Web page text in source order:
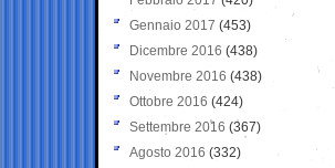
Gennaio 2017 (453)
Dicembre 2016 (438)
Novembre 2016 (438)
Ottobre 2016 (424)
Settembre 2016 (367)
Agosto 2016 (332)